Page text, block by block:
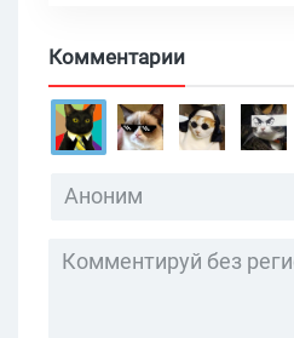
Комментарии